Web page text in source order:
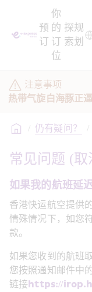
预
订
你
的
订
位
探
索
规
划
注意事项
热带气旋白海豚正
/ 仍有疑问？ /
常见问题 (
如果我的航班延
香港快运航空提供
情殊情况下，如您
款。
如果您收到的航班
您按照通知邮件中
链接https://